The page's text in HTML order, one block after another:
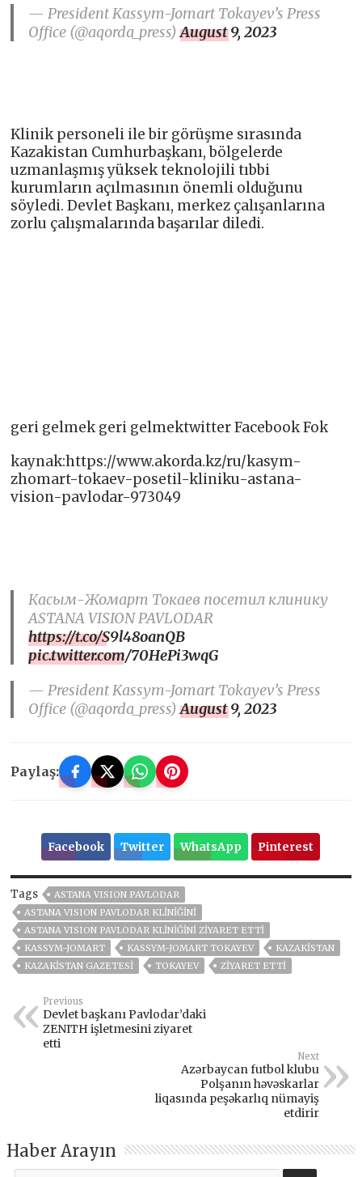
— President Kassym-Jomart Tokayev’s Press
Office (@aqorda_press)August 9, 2023
Klinik personeli ile bir görüşme sırasında
Kazakistan Cumhurbaşkanı, bölgelerde
uzmanlaşmış yüksek teknolojili tıbbi
kurumların açılmasının önemli olduğunu
söyledi. Devlet Başkanı, merkez çalışanlarına
zorlu çalışmalarında başarılar diledi.
geri gelmek geri gelmektwitter Facebook Fok
kaynak:https://www.akorda.kz/ru/kasym-
zhomart-tokaev-posetil-kliniku-astana-
vision-pavlodar-973049
Касым-Жомарт Токаев посетил клинику
ASTANA VISION PAVLODAR
https://t.co/S9l48oanQB
pic.twitter.com/70HePi3wqG
— President Kassym-Jomart Tokayev’s Press
Office (@aqorda_press)August 9, 2023
Paylaş:
Facebook Twitter WhatsApp Pinterest
Tags
ASTANA VISION PAVLODAR
ASTANA VISION PAVLODAR KLINIĞINI
ASTANA VISION PAVLODAR KLINIĞINI ZIYARET ETTI
KASSYM-JOMART
KASSYM-JOMART TOKAYEV
KAZAKİSTAN
KAZAKISTAN GAZETESI
TOKAYEV ZİYARET ETTİ
Previous
Devlet başkanı Pavlodar’daki
ZENITH işletmesini ziyaret
etti
Next
Azərbaycan futbol klubu
Polşanın həvəskarlar
liqasında peşəkarlıq nümayiş
etdirir
Haber Arayın